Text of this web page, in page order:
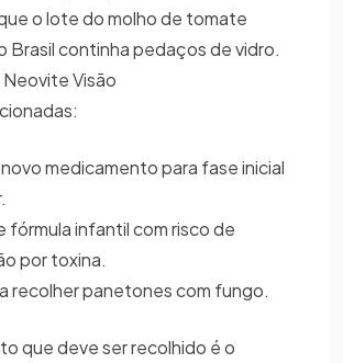
o lote do molho de tomate
Brasil continha pedaços de vidro.
Visão
medicamento para fase inicial
fórmula infantil com risco de
por toxina.
recolher panetones com fungo.
que deve ser recolhido é o